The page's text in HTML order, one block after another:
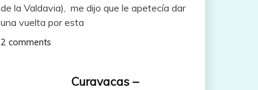
de la Valdavia), me dijo que le apetecía dar
una vuelta por esta
2 comments
Curavacas –